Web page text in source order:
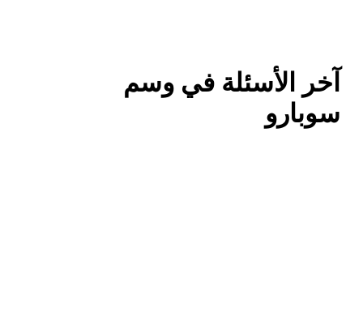
آخر الأسئلة في وسم
سوبارو